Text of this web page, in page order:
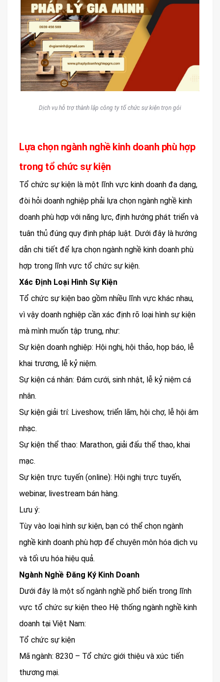
Dịch vụ hỗ trợ thành lập công ty tổ chức sự kiện trọn gói
Lựa chọn ngành nghề kinh doanh phù hợp
trong tổ chức sự kiện
Tổ chức sự kiện là một lĩnh vực kinh doanh đa dạng,
đòi hỏi doanh nghiệp phải lựa chọn ngành nghề kinh
doanh phù hợp với năng lực, định hướng phát triển và
tuân thủ đúng quy định pháp luật. Dưới đây là hướng
dẫn chi tiết để lựa chọn ngành nghề kinh doanh phù
hợp trong lĩnh vực tổ chức sự kiện.
Xác Định Loại Hình Sự Kiện
Tổ chức sự kiện bao gồm nhiều lĩnh vực khác nhau,
vì vậy doanh nghiệp cần xác định rõ loại hình sự kiện
mà mình muốn tập trung, như:
Sự kiện doanh nghiệp: Hội nghị, hội thảo, họp báo, lễ
khai trương, lễ kỷ niệm.
Sự kiện cá nhân: Đám cưới, sinh nhật, lễ kỷ niệm cá
nhân.
Sự kiện giải trí: Liveshow, triển lãm, hội chợ, lễ hội âm
nhạc.
Sự kiện thể thao: Marathon, giải đấu thể thao, khai
mạc.
Sự kiện trực tuyến (online): Hội nghị trực tuyến,
webinar, livestream bán hàng.
Lưu ý:
Tùy vào loại hình sự kiện, bạn có thể chọn ngành
nghề kinh doanh phù hợp để chuyên môn hóa dịch vụ
và tối ưu hóa hiệu quả.
Ngành Nghề Đăng Ký Kinh Doanh
Dưới đây là một số ngành nghề phổ biến trong lĩnh
vực tổ chức sự kiện theo Hệ thống ngành nghề kinh
doanh tại Việt Nam:
Tổ chức sự kiện
Mã ngành: 8230 – Tổ chức giới thiệu và xúc tiến
thương mại.